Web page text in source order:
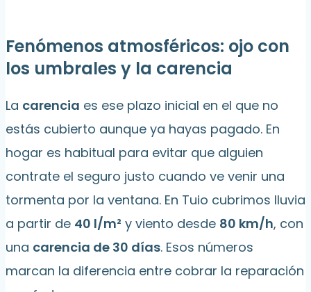
Fenómenos atmosféricos: ojo con
los umbrales y la carencia
La carencia es ese plazo inicial en el que no
estás cubierto aunque ya hayas pagado. En
hogar es habitual para evitar que alguien
contrate el seguro justo cuando ve venir una
tormenta por la ventana. En Tuio cubrimos lluvia
a partir de 40 l/m² y viento desde 80 km/h, con
una carencia de 30 días. Esos números
marcan la diferencia entre cobrar la reparación